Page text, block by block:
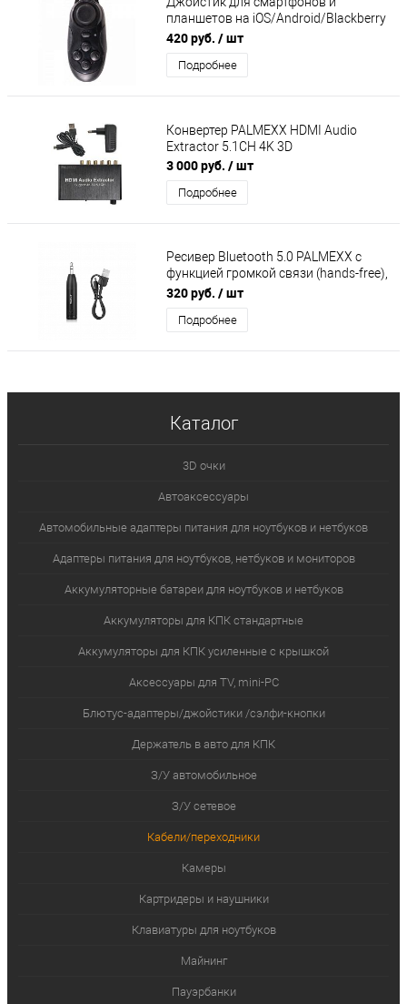
планшетов на iOS/Android/Blackberry
. Выполняет функцию управления
фотокам
420 руб. / шт
Подробнее
Конвертер PALMEXX HDMI Audio
Extractor 5.1CH 4K 3D
3 000 руб. / шт
Подробнее
Ресивер Bluetooth 5.0 PALMEXX с
функцией громкой связи (hands-free),
A2DP, аккумулятор
320 руб. / шт
Подробнее
Каталог
3D очки
Автоаксессуары
Автомобильные адаптеры питания для ноутбуков и нетбуков
Адаптеры питания для ноутбуков, нетбуков и мониторов
Аккумуляторные батареи для ноутбуков и нетбуков
Аккумуляторы для КПК стандартные
Аккумуляторы для КПК усиленные с крышкой
Аксессуары для TV, mini-PC
Блютус-адаптеры/джойстики /сэлфи-кнопки
Держатель в авто для КПК
З/У автомобильное
З/У сетевое
Кабели/переходники
Камеры
Картридеры и наушники
Клавиатуры для ноутбуков
Майнинг
Пауэрбанки